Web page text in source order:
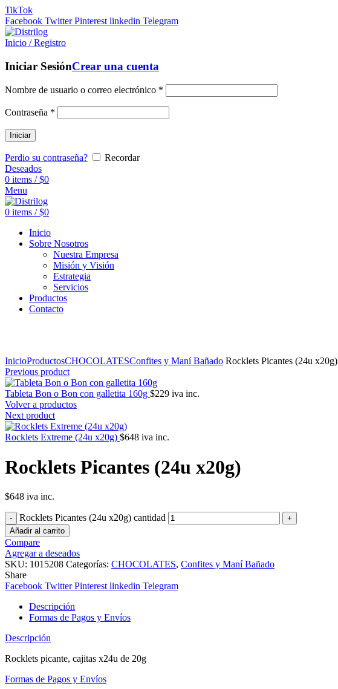
TikTok
Facebook Twitter Pinterest linkedin Telegram
Inicio / Registro
Iniciar SesiónCrear una cuenta
Nombre de usuario o correo electrónico *
Contraseña *
Iniciar
Perdio su contraseña?
Recordar
Deseados
0 items / $0
Menu
0 items / $0
Inicio
Sobre Nosotros
Nuestra Empresa
Misión y Visión
Estrategia
Servicios
Productos
Contacto
InicioProductosCHOCOLATESConfites y Maní Bañado Rocklets Picantes (24u x20g)
Previous product
Tableta Bon o Bon con galletita 160g $229 iva inc.
Volver a productos
Next product
Rocklets Extreme (24u x20g) $648 iva inc.
Rocklets Picantes (24u x20g)
$648 iva inc.
Rocklets Picantes (24u x20g) cantidad
Añadir al carrito
Compare
Agregar a deseados
SKU: 1015208 Categorías: CHOCOLATES, Confites y Maní Bañado
Share
Facebook Twitter Pinterest linkedin Telegram
Descripción
Formas de Pagos y Envíos
Descripción
Rocklets picante, cajitas x24u de 20g
Formas de Pagos y Envíos